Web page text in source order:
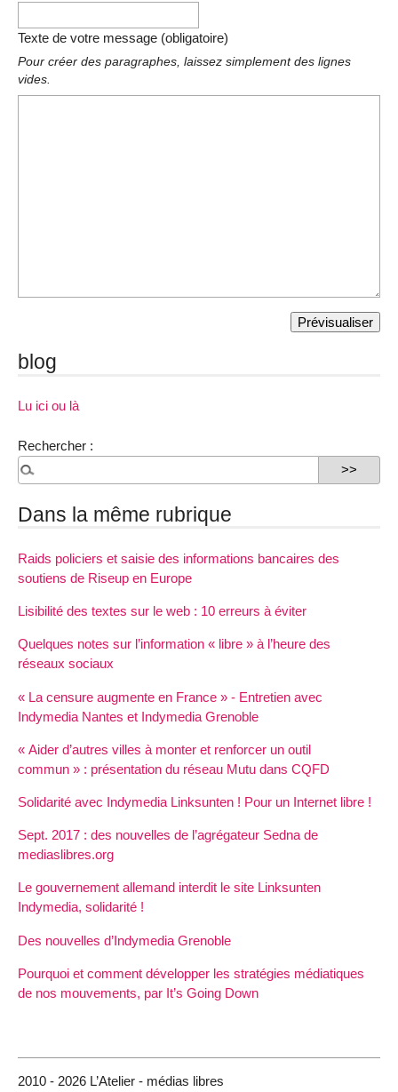
Texte de votre message (obligatoire)
Pour créer des paragraphes, laissez simplement des lignes
vides.
blog
Lu ici ou là
Rechercher :
Dans la même rubrique
Raids policiers et saisie des informations bancaires des
soutiens de Riseup en Europe
Lisibilité des textes sur le web : 10 erreurs à éviter
Quelques notes sur l’information « libre » à l’heure des
réseaux sociaux
« La censure augmente en France » - Entretien avec
Indymedia Nantes et Indymedia Grenoble
« Aider d’autres villes à monter et renforcer un outil
commun » : présentation du réseau Mutu dans CQFD
Solidarité avec Indymedia Linksunten ! Pour un Internet libre !
Sept. 2017 : des nouvelles de l’agrégateur Sedna de
mediaslibres.org
Le gouvernement allemand interdit le site Linksunten
Indymedia, solidarité !
Des nouvelles d’Indymedia Grenoble
Pourquoi et comment développer les stratégies médiatiques
de nos mouvements, par It’s Going Down
2010 - 2026 L’Atelier - médias libres